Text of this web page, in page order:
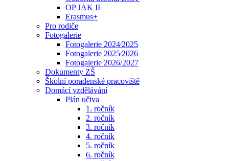
OP JAK II
Erasmus+
Pro rodiče
Fotogalerie
Fotogalerie 2024⁄2025
Fotogalerie 2025⁄2026
Fotogalerie 2026/2027
Dokumenty ZŠ
Školní poradenské pracoviště
Domácí vzdělávání
Plán učiva
1. ročník
2. ročník
3. ročník
4. ročník
5. ročník
6. ročník